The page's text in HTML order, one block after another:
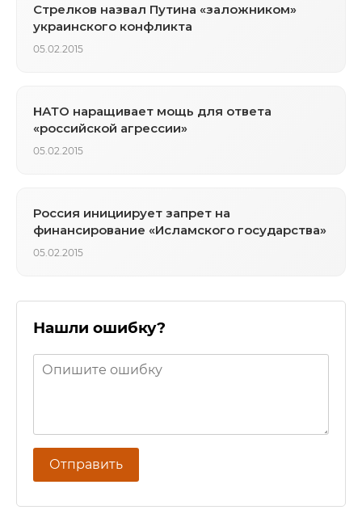
Стрелков назвал Путина «заложником»
украинского конфликта
05.02.2015
НАТО наращивает мощь для ответа
«российской агрессии»
05.02.2015
Россия инициирует запрет на
финансирование «Исламского государства»
05.02.2015
Нашли ошибку?
Отправить